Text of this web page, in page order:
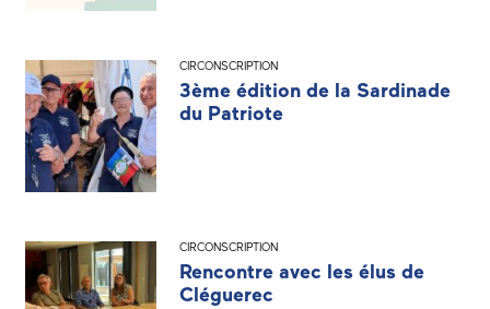
CIRCONSCRIPTION
3ème édition de la Sardinade
du Patriote
CIRCONSCRIPTION
Rencontre avec les élus de
Cléguerec